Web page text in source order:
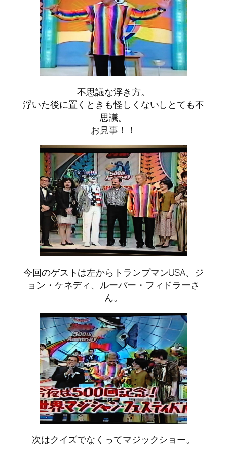
不思議な浮き方。
浮いた後に置くときも怪しくないしとても不
思議。
お見事！！
今回のゲストは左からトランプマンUSA、ジ
ョン・ケネディ、ルーバー・フィドラーさ
ん。
次はクイズでなくってマジックショー。